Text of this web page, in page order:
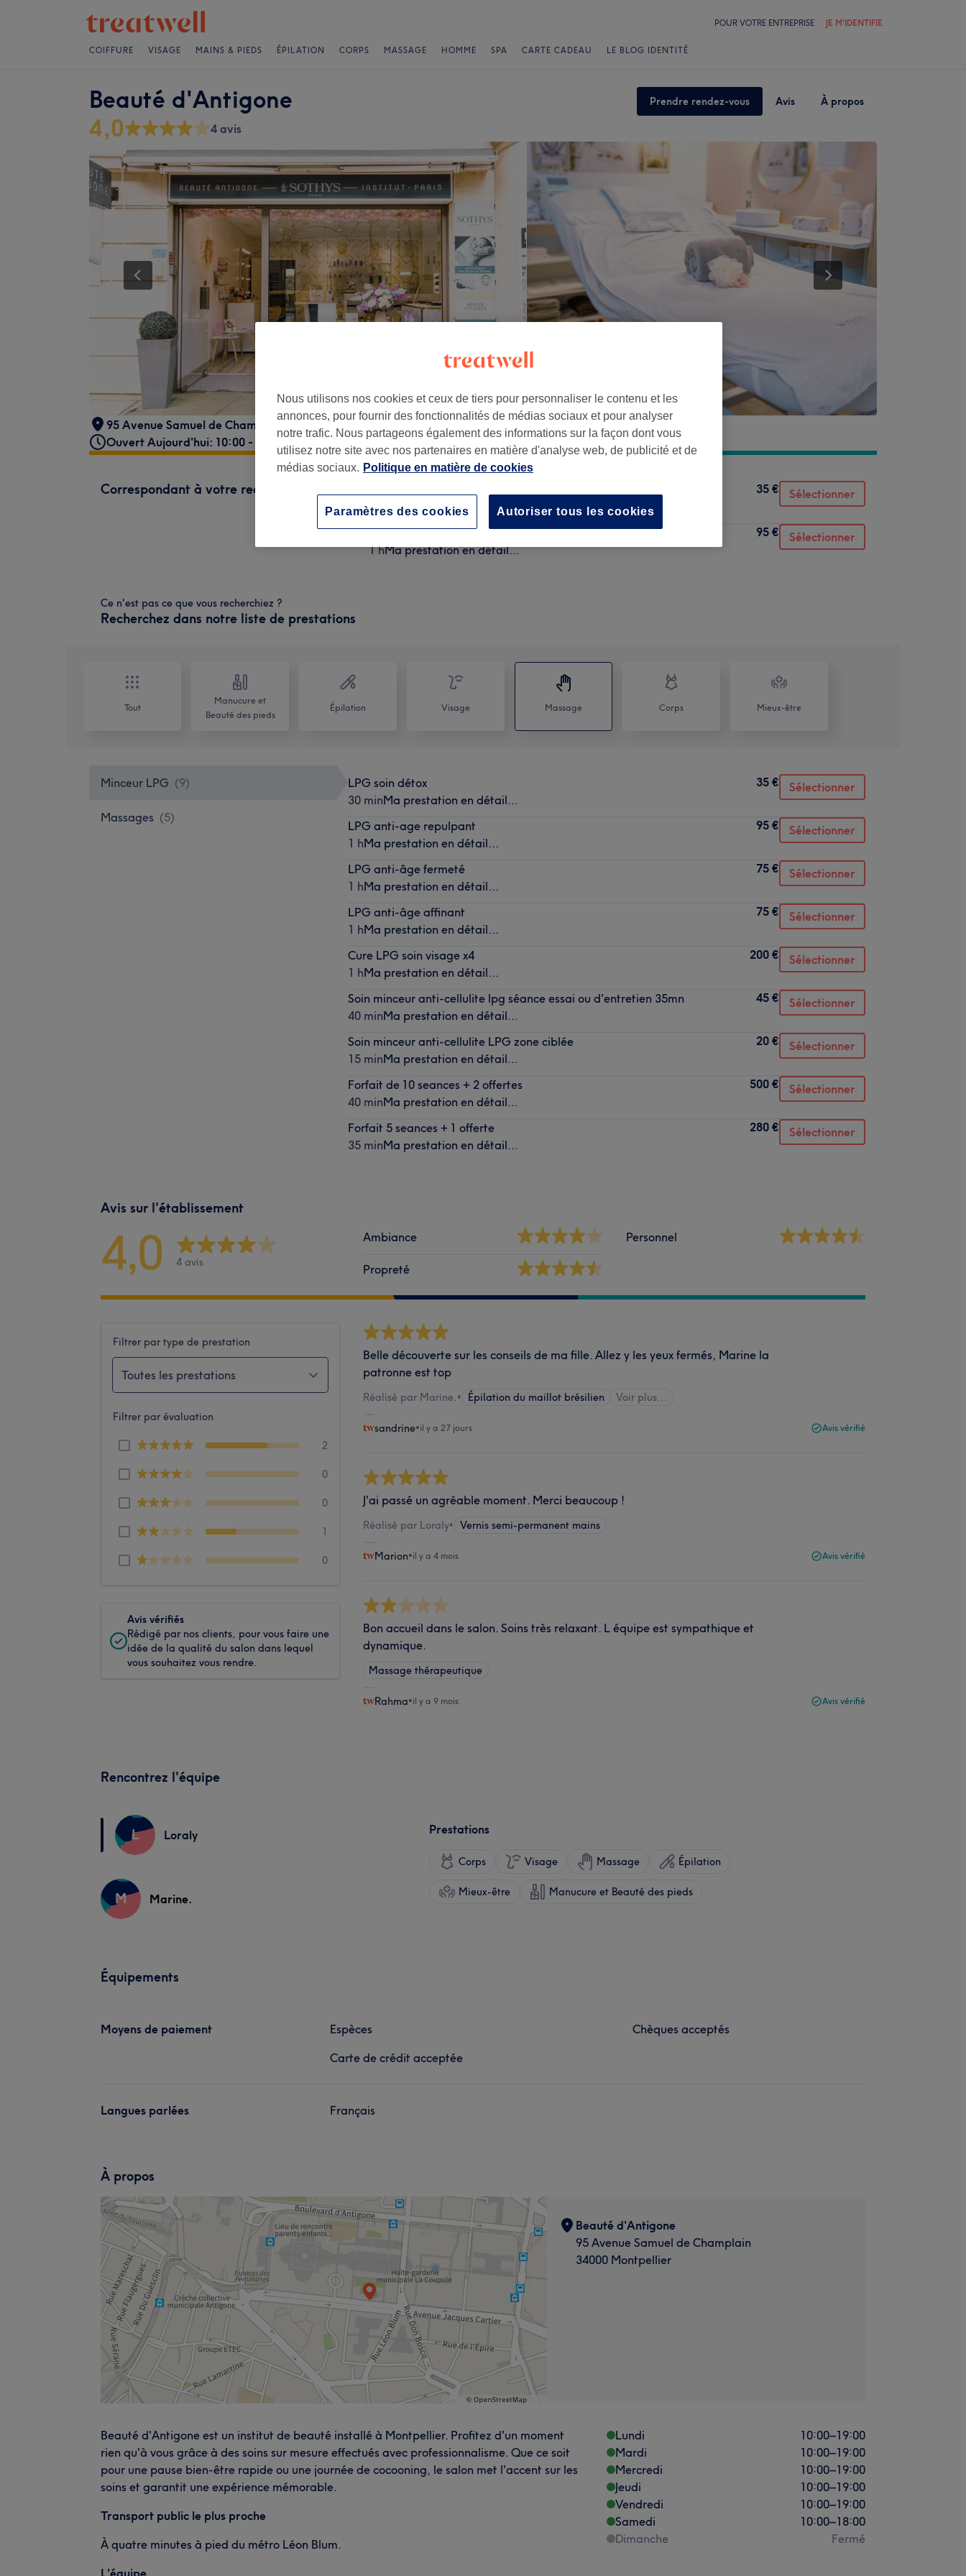
POUR VOTRE ENTREPRISE JE M'IDENTIFIE
COIFFURE VISAGE MAINS & PIEDS ÉPILATION CORPS MASSAGE HOMME SPA CARTE CADEAU LE BLOG IDENTITÉ
Beauté d'Antigone Prendre rendez-vous Avis À propos
4,0 4 avis
95 Avenue Samuel de Champlain, Montpellier, 34000
Ouvert Aujourd'hui: 10:00 - 19:00
Correspondant à votre recherche
30 minMa prestation en détail...
35 € Sélectionner
LPG anti-age repulpant
1 hMa prestation en détail...
95 € Sélectionner
Ce n'est pas ce que vous recherchiez ?
Recherchez dans notre liste de prestations
Tout
Manucure et
Beauté des pieds
Épilation Visage Massage Corps Mieux-être
Minceur LPG (9)
Massages (5)
LPG soin détox
30 minMa prestation en détail...
35 € Sélectionner
LPG anti-age repulpant
1 hMa prestation en détail...
95 € Sélectionner
LPG anti-âge fermeté
1 hMa prestation en détail...
75 € Sélectionner
LPG anti-âge affinant
1 hMa prestation en détail...
75 € Sélectionner
Cure LPG soin visage x4
1 hMa prestation en détail...
200 € Sélectionner
Soin minceur anti-cellulite lpg séance essai ou d'entretien 35mn
40 minMa prestation en détail...
45 € Sélectionner
Soin minceur anti-cellulite LPG zone ciblée
15 minMa prestation en détail...
20 € Sélectionner
Forfait de 10 seances + 2 offertes
40 minMa prestation en détail...
500 € Sélectionner
Forfait 5 seances + 1 offerte
35 minMa prestation en détail...
280 € Sélectionner
Avis sur l'établissement
4,0 4 avis
Ambiance
Propreté
Personnel
Filtrer par type de prestation
Toutes les prestations
Filtrer par évaluation
2
0
0
1
0
Avis vérifiés
Rédigé par nos clients, pour vous faire une
idée de la qualité du salon dans lequel
vous souhaitez vous rendre.
Belle découverte sur les conseils de ma fille. Allez y les yeux fermés, Marine la
patronne est top
Réalisé par Marine. • Épilation du maillot brésilien Voir plus...
sandrine•il y a 27 jours Avis vérifié
J'ai passé un agréable moment. Merci beaucoup !
Réalisé par Loraly• Vernis semi-permanent mains
Marion•il y a 4 mois Avis vérifié
Bon accueil dans le salon. Soins très relaxant. L équipe est sympathique et
dynamique.
Massage thérapeutique
Rahma•il y a 9 mois Avis vérifié
Rencontrez l'équipe
L Loraly
M Marine.
Prestations
Corps Visage Massage Épilation
Mieux-être Manucure et Beauté des pieds
Équipements
Moyens de paiement
Espèces
Carte de crédit acceptée
Chèques acceptés
Langues parlées Français
À propos
Beauté d'Antigone
95 Avenue Samuel de Champlain
34000 Montpellier
Beauté d'Antigone est un institut de beauté installé à Montpellier. Profitez d'un moment
rien qu'à vous grâce à des soins sur mesure effectués avec professionnalisme. Que ce soit
pour une pause bien-être rapide ou une journée de cocooning, le salon met l'accent sur les
soins et garantit une expérience mémorable.
Transport public le plus proche
À quatre minutes à pied du métro Léon Blum.
L'équipe
Lundi 10:00–19:00
Mardi
10:00–19:00
Mercredi
10:00–19:00
Jeudi
10:00–19:00
Vendredi
10:00–19:00
Samedi
10:00–18:00
Dimanche
Fermé
Nous utilisons nos cookies et ceux de tiers pour personnaliser le contenu et les
annonces, pour fournir des fonctionnalités de médias sociaux et pour analyser
notre trafic. Nous partageons également des informations sur la façon dont vous
utilisez notre site avec nos partenaires en matière d'analyse web, de publicité et de
médias sociaux. Politique en matière de cookies
Autoriser tous les cookies
Paramètres des cookies